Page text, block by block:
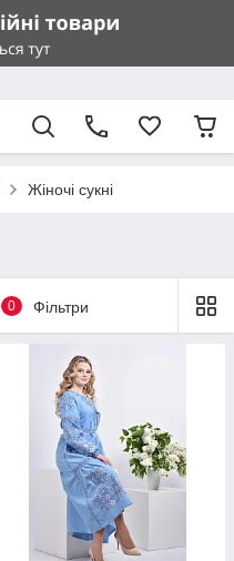
Жіночі сукні
0 Фільтри